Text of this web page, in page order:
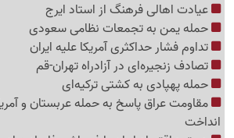
عیادت اهالی فرهنگ از استاد ایرج
حمله یمن به تجمعات نظامی سعودی
تداوم فشار حداکثری آمریکا علیه ایران
تصادف زنجیره‌ای در آزادراه تهران-قم
حمله پهپادی به کشتی ترکیه‌ای
مقاومت عراق پاسخ به حمله عربستان و
انداخت